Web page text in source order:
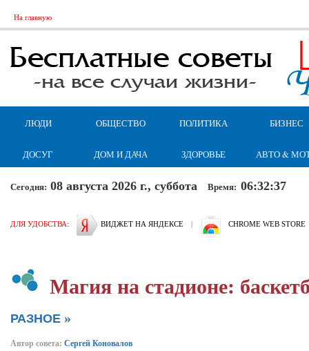
На главную
ЛЮДИ ОБЩЕСТВО ПОЛИТИКА БИЗНЕС
ДОСУГ ДОМ И ДАЧА ЗДОРОВЬЕ АВТО &
Сегодня: 08 августа 2026 г., суббота Время: 06:32:37
ДЛЯ УДОБСТВА: ВИДЖЕТ НА ЯНДЕКСЕ | CHROME WEB STORE
Магия на стадионе:
РАЗНОЕ »
Автор совета: Сергей Коновалов